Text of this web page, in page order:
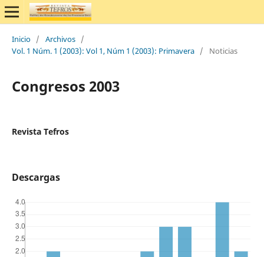
Inicio / Archivos /
Vol. 1 Núm. 1 (2003): Vol 1, Núm 1 (2003): Primavera / Noticias
Congresos 2003
Revista Tefros
Descargas